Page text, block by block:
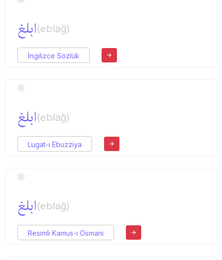
ابلغ(eblağ)
İngilizce Sözlük
ابلغ(eblağ)
Lugat-ı Ebuzziya
ابلغ(eblağ)
Resimli Kamus-ı Osmani